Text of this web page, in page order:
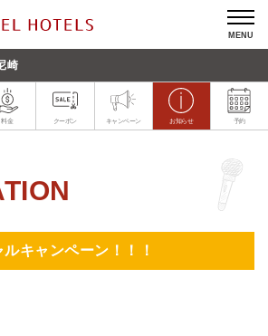
MENU
崎
料金 クーポン キャンペーン お知らせ 予約
キャンペーン！！！